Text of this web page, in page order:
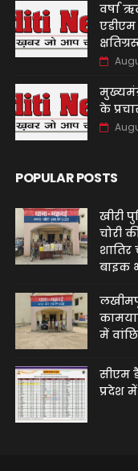
वर्षा
एडीएम
के
POPULAR POSTS
खीरी
चोरी
शातिर
बाइक
में
सीएम
प्रदेश